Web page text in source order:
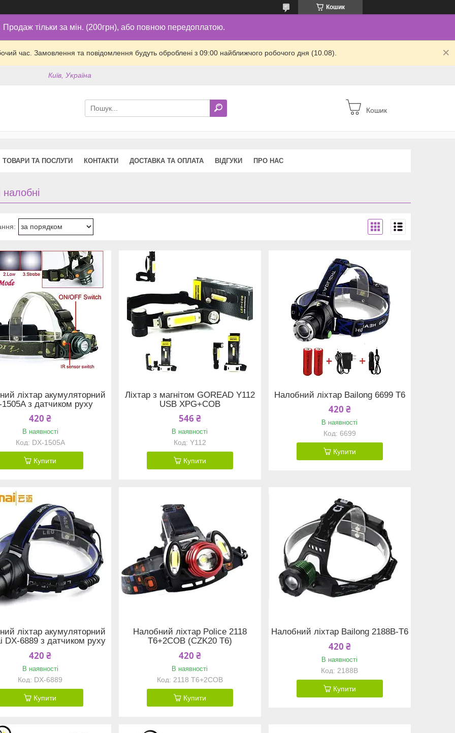
Кошик
Продаж тільки за мін. (200грн), або повною передоплатою.
час. Замовлення та повідомлення будуть оброблені з 09:00 найближчого робочого дня (10.08).
Київ, Україна
Кошик
ТОВАРИ ТА ПОСЛУГИ КОНТАКТИ ДОСТАВКА ТА ОПЛАТА ВІДГУКИ ПРО НАС
налобні
ліхтар акумуляторний
з датчиком руху
420 ₴
В наявності
DX-1505A
Купити
Ліхтар з магнітом GOREAD Y112
USB XPG+COB
546 ₴
В наявності
Y112
Купити
Налобний ліхтар Bailong 6699 T6
420 ₴
В наявності
6699
Купити
ліхтар акумуляторний
DX-6889 з датчиком руху
420 ₴
В наявності
DX-6889
Купити
Налобний ліхтар Police 2118
T6+2COB (CZK20 T6)
420 ₴
В наявності
2118 T6+2COB
Купити
Налобний ліхтар Bailong 2188B-T6
420 ₴
В наявності
2188B
Купити